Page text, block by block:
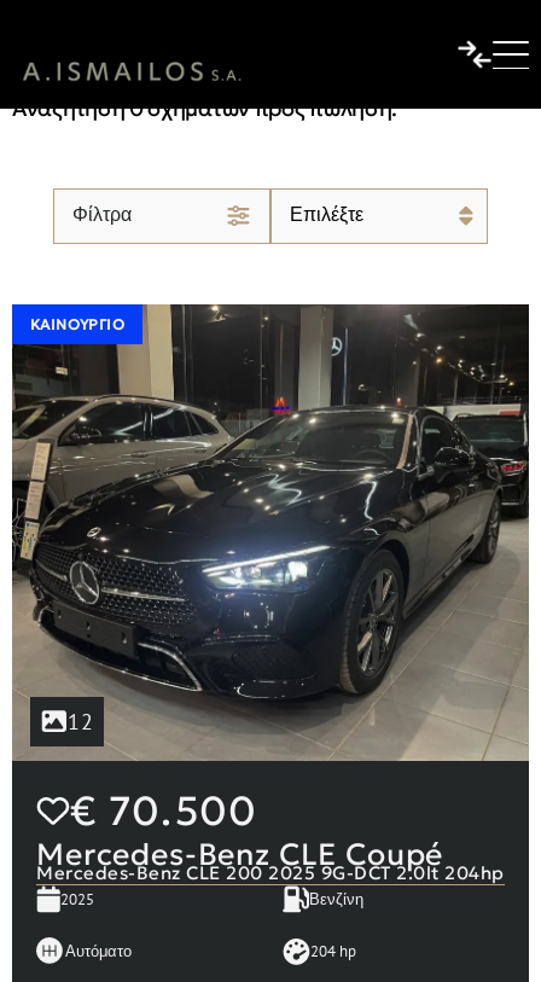
ΟΧΗΜΑΤΑ FIAT
Αναζήτηση 0 οχημάτων προς πώληση.
Φίλτρα
12
ΚΑΙΝΟΎΡΓΙΟ
€ 70.500
Mercedes-Benz CLE Coupé
Mercedes-Benz CLE 200 2025 9G-DCT 2.0lt 204hp
2025 Βενζίνη
Αυτόματο 204 hp